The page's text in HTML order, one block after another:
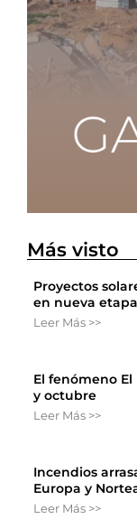
Más visto
Proyectos
en nueva etapa
Leer Más >>
El fenómeno
y octubre
Leer Más >>
Incendios
Europa y
Leer Más >>